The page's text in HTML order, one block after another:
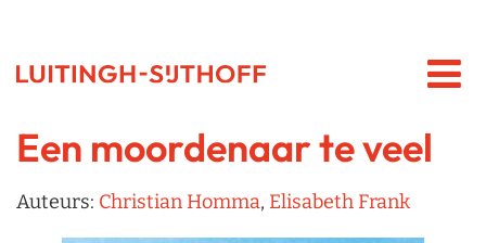
Een moordenaar te veel
Auteurs: Christian Homma, Elisabeth Frank